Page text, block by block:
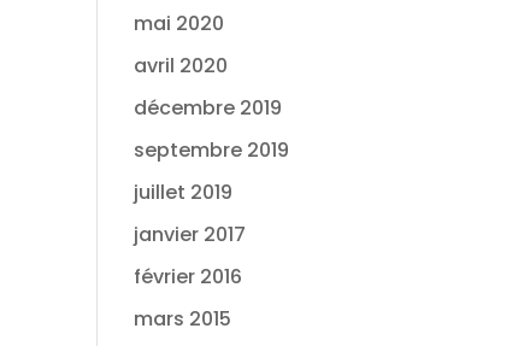
mai 2020
avril 2020
décembre 2019
septembre 2019
juillet 2019
janvier 2017
février 2016
mars 2015